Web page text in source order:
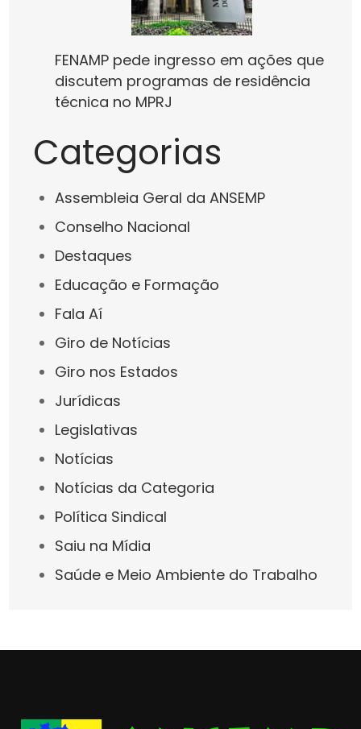
FENAMP pede ingresso em ações que
discutem programas de residência
técnica no MPRJ
Categorias
Assembleia Geral da ANSEMP
Conselho Nacional
Destaques
Educação e Formação
Fala Aí
Giro de Notícias
Giro nos Estados
Jurídicas
Legislativas
Notícias
Notícias da Categoria
Política Sindical
Saiu na Mídia
Saúde e Meio Ambiente do Trabalho